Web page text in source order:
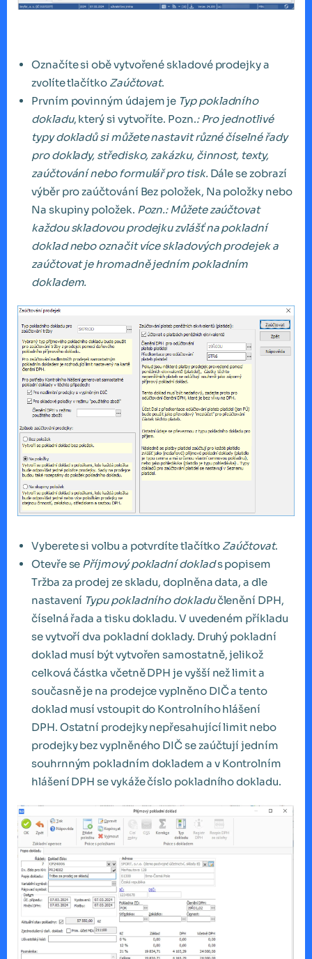
Označíte si obě vytvořené skladové prodejky a
zvolíte tlačítko Zaúčtovat.
Prvním povinným údajem je Typ pokladního
dokladu, který si vytvoříte. Pozn.: Pro jednotlivé
typy dokladů si můžete nastavit různé číselné řady
pro doklady, středisko, zakázku, činnost, texty,
zaúčtování nebo formulář pro tisk. Dále se zobrazí
výběr pro zaúčtování Bez položek, Na položky nebo
Na skupiny položek. Pozn.: Můžete zaúčtovat
každou skladovou prodejku zvlášť na pokladní
doklad nebo označit více skladových prodejek a
zaúčtovat je hromadně jedním pokladním
dokladem.
Vyberete si volbu a potvrdíte tlačítko Zaúčtovat.
Otevře se Příjmový pokladní doklads popisem
Tržba za prodej ze skladu, doplněna data, a dle
nastavení Typu pokladního dokladučlenění DPH,
číselná řada a tisku dokladu. V uvedeném příkladu
se vytvoří dva pokladní doklady. Druhý pokladní
doklad musí být vytvořen samostatně, jelikož
celková částka včetně DPH je vyšší než limit a
současně je na prodejce vyplněno DIČ a tento
doklad musí vstoupit do Kontrolního hlášení
DPH. Ostatní prodejky nepřesahující limit nebo
prodejky bez vyplněného DIČ se zaúčtují jedním
souhrnným pokladním dokladem a v Kontrolním
hlášení DPH se vykáže číslo pokladního dokladu.